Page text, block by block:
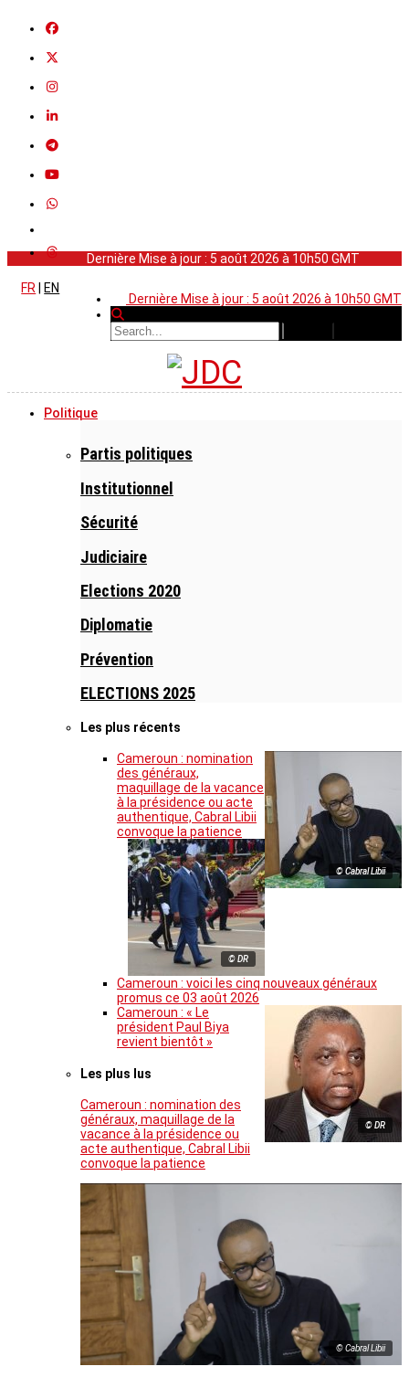
Dernière Mise à jour : 5 août 2026 à 10h50 GMT
Dernière Mise à jour : 5 août 2026 à 10h50 GMT
FR
EN
Politique
Partis politiques
Institutionnel
Sécurité
Judiciaire
Elections 2020
Diplomatie
Prévention
ELECTIONS 2025
Les plus récents
© Cabral Libii
Cameroun : nomination
des généraux,
maquillage de la vacance
à la présidence ou acte
authentique, Cabral Libii
convoque la patience
© DR
Cameroun : voici les cinq nouveaux généraux
promus ce 03 août 2026
© DR
Cameroun : « Le
président Paul Biya
revient bientôt »
Les plus lus
Cameroun : nomination des
généraux, maquillage de la
vacance à la présidence ou
acte authentique, Cabral Libii
convoque la patience
© Cabral Libii